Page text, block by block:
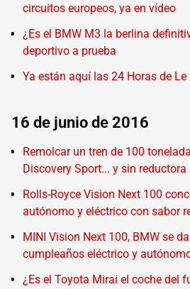
circuitos europeos, ya en vídeo
¿Es el BMW M3 la berlina
deportivo a prueba
Ya están aquí las 24 Horas de
16 de junio de 2016
Remolcar un tren de 100
Discovery Sport... y sin reductora
Rolls-Royce Vision Next 100
autónomo y eléctrico con sabor
MINI Vision Next 100, BMW se
cumpleaños eléctrico y
¿Es el Toyota Mirai el coche del